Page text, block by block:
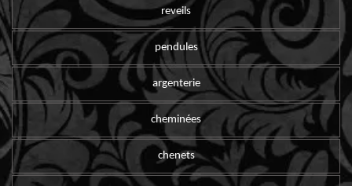
reveils
pendules
argenterie
cheminées
chenets